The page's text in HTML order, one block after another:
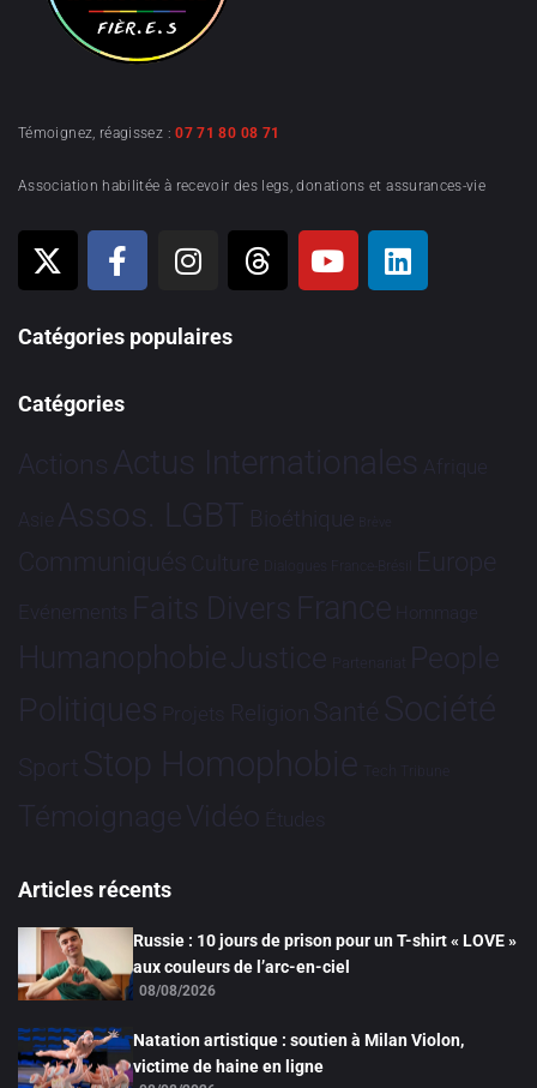
Témoignez, réagissez :07 71 80 08 71
Association habilitée à recevoir des legs, donations et assurances-vie
Catégories populaires
Catégories
Actions Actus Internationales Afrique
Asie Assos. LGBT Bioéthique Brève
Communiqués Culture Dialogues France-Brésil Europe
Evénements Faits Divers France Hommage
HumanophobieJustice Partenariat People
Politiques Projets Religion Santé Société
Sport Stop Homophobie Tech Tribune
TémoignageVidéo Études
Articles récents
Russie : 10 jours de prison pour un T-shirt « LOVE »
aux couleurs de l’arc-en-ciel
08/08/2026
Natation artistique : soutien à Milan Violon,
victime de haine en ligne